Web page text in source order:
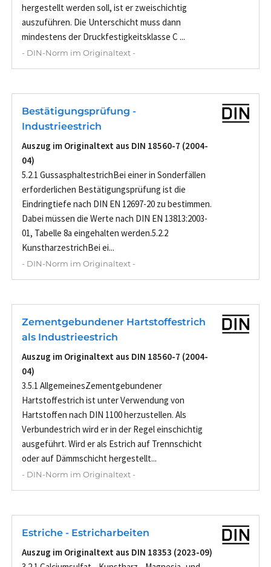
hergestellt werden soll, ist er zweischichtig
auszuführen. Die Unterschicht muss dann
mindestens der Druckfestigkeitsklasse C ...
- DIN-Norm im Originaltext -
Bestätigungsprüfung -
Industrieestrich
Auszug im Originaltext aus DIN 18560-7 (2004-
04)
5.2.1 GussasphaltestrichBei einer in Sonderfällen
erforderlichen Bestätigungsprüfung ist die
Eindringtiefe nach DIN EN 12697-20 zu bestimmen.
Dabei müssen die Werte nach DIN EN 13813:2003-
01, Tabelle 8a eingehalten werden.5.2.2
KunstharzestrichBei ei...
- DIN-Norm im Originaltext -
Zementgebundener Hartstoffestrich
als Industrieestrich
Auszug im Originaltext aus DIN 18560-7 (2004-
04)
3.5.1 AllgemeinesZementgebundener
Hartstoffestrich ist unter Verwendung von
Hartstoffen nach DIN 1100 herzustellen. Als
Verbundestrich wird er in der Regel einschichtig
ausgeführt. Wird er als Estrich auf Trennschicht
oder auf Dämmschicht hergestellt...
- DIN-Norm im Originaltext -
Estriche - Estricharbeiten
Auszug im Originaltext aus DIN 18353 (2023-09)